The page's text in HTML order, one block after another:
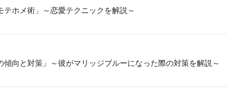
ホメ術」～恋愛テクニックを解説～
向と対策」～彼がマリッジブルーになった際の対策を解説～